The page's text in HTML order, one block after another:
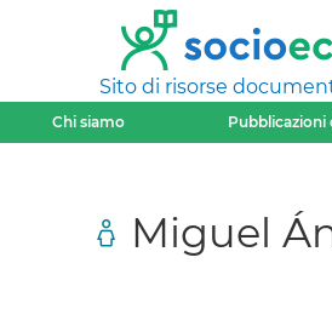
Sito di risorse
Chi siamo Pubblicazioni
Miguel